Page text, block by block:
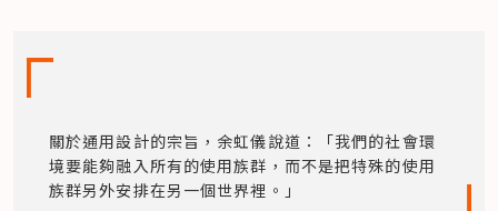
關於通用設計的宗旨，余虹儀說道：「我們的社會環
境要能夠融入所有的使用族群，而不是把特殊的使用
族群另外安排在另一個世界裡。」